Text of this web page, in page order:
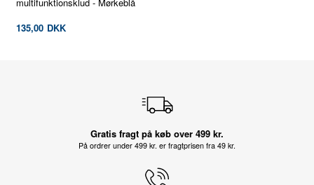
135,00 DKK
Gratis fragt på køb over 499 kr.
På ordrer under 499 kr. er fragtprisen fra 49 kr.